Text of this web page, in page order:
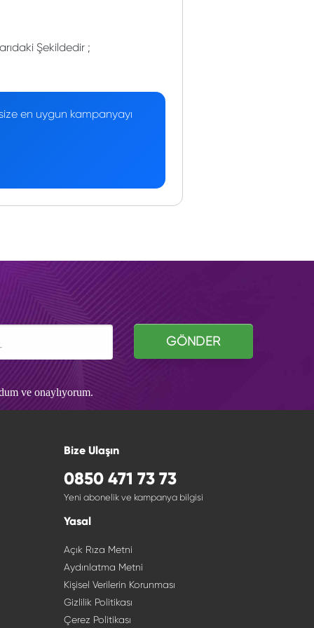
Şekildedir ;
en uygun kampanyayı
GÖNDER
ve onaylıyorum.
Bize Ulaşın
0850 471 73 73
Yeni abonelik ve kampanya bilgisi
Yasal
Açık Rıza Metni
Aydınlatma Metni
Kişisel Verilerin Korunması
Gizlilik Politikası
Çerez Politikası